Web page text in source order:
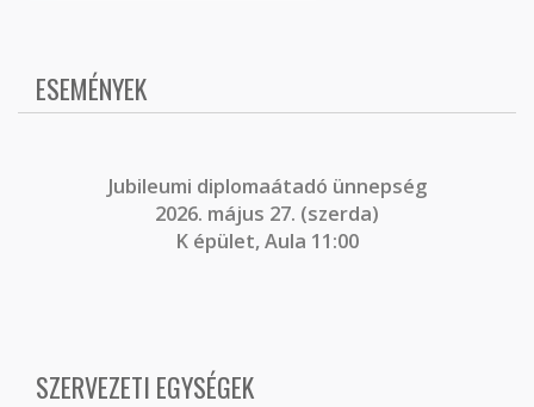
ESEMÉNYEK
Jubileumi diplomaátadó ünnepség
2026. május 27. (szerda)
K épület, Aula 11:00
SZERVEZETI EGYSÉGEK